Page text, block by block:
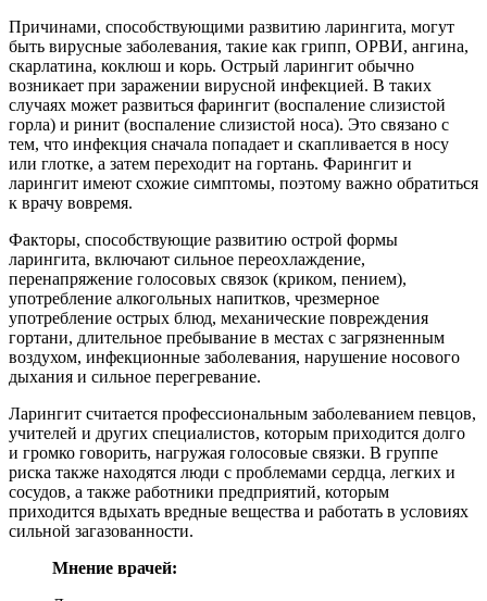
Причинами, способствующими развитию ларингита, могут
быть вирусные заболевания, такие как грипп, ОРВИ, ангина,
скарлатина, коклюш и корь. Острый ларингит обычно
возникает при заражении вирусной инфекцией. В таких
случаях может развиться фарингит (воспаление слизистой
горла) и ринит (воспаление слизистой носа). Это связано с
тем, что инфекция сначала попадает и скапливается в носу
или глотке, а затем переходит на гортань. Фарингит и
ларингит имеют схожие симптомы, поэтому важно обратиться
к врачу вовремя.
Факторы, способствующие развитию острой формы
ларингита, включают сильное переохлаждение,
перенапряжение голосовых связок (криком, пением),
употребление алкогольных напитков, чрезмерное
употребление острых блюд, механические повреждения
гортани, длительное пребывание в местах с загрязненным
воздухом, инфекционные заболевания, нарушение носового
дыхания и сильное перегревание.
Ларингит считается профессиональным заболеванием певцов,
учителей и других специалистов, которым приходится долго
и громко говорить, нагружая голосовые связки. В группе
риска также находятся люди с проблемами сердца, легких и
сосудов, а также работники предприятий, которым
приходится вдыхать вредные вещества и работать в условиях
сильной загазованности.
Мнение врачей: